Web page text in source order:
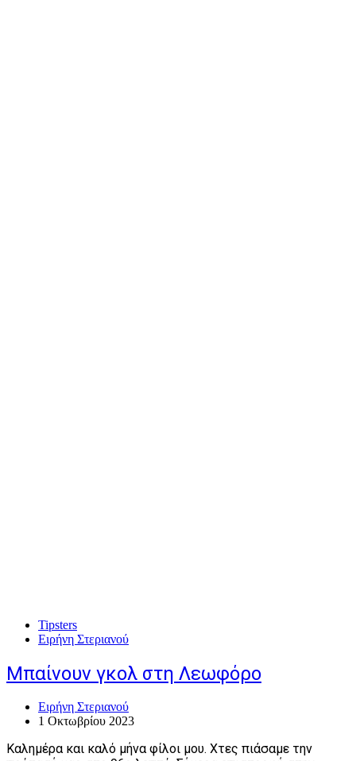
Tipsters
Ειρήνη Στεριανού
Mπαίνουν γκολ στη Λεωφόρο
Ειρήνη Στεριανού
1 Οκτωβρίου 2023
Καλημέρα και καλό μήνα φίλοι μου. Χτες πιάσαμε την